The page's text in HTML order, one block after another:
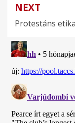
NEXT
Protestáns etika